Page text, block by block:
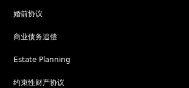
婚前协议
商业债务追偿
Estate Planning
约束性财产协议